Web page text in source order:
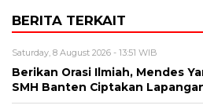
BERITA TERKAIT
Saturday, 8 August 2026 - 13:51 WIB
Berikan Orasi Ilmiah, Mendes
SMH Banten Ciptakan